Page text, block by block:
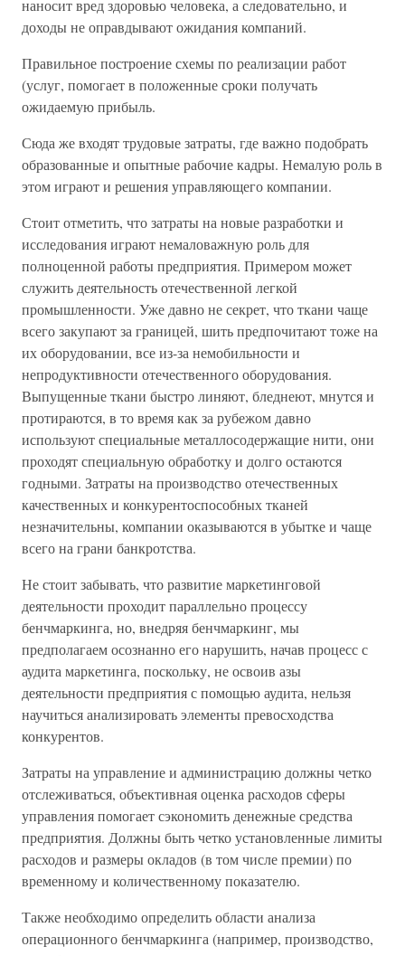
наносит вред здоровью человека, а следовательно, и
доходы не оправдывают ожидания компаний.
Правильное построение схемы по реализации работ
(услуг, помогает в положенные сроки получать
ожидаемую прибыль.
Сюда же входят трудовые затраты, где важно подобрать
образованные и опытные рабочие кадры. Немалую роль в
этом играют и решения управляющего компании.
Стоит отметить, что затраты на новые разработки и
исследования играют немаловажную роль для
полноценной работы предприятия. Примером может
служить деятельность отечественной легкой
промышленности. Уже давно не секрет, что ткани чаще
всего закупают за границей, шить предпочитают тоже на
их оборудовании, все из-за немобильности и
непродуктивности отечественного оборудования.
Выпущенные ткани быстро линяют, бледнеют, мнутся и
протираются, в то время как за рубежом давно
используют специальные металлосодержащие нити, они
проходят специальную обработку и долго остаются
годными. Затраты на производство отечественных
качественных и конкурентоспособных тканей
незначительны, компании оказываются в убытке и чаще
всего на грани банкротства.
Не стоит забывать, что развитие маркетинговой
деятельности проходит параллельно процессу
бенчмаркинга, но, внедряя бенчмаркинг, мы
предполагаем осознанно его нарушить, начав процесс с
аудита маркетинга, поскольку, не освоив азы
деятельности предприятия с помощью аудита, нельзя
научиться анализировать элементы превосходства
конкурентов.
Затраты на управление и администрацию должны четко
отслеживаться, объективная оценка расходов сферы
управления помогает сэкономить денежные средства
предприятия. Должны быть четко установленные лимиты
расходов и размеры окладов (в том числе премии) по
временному и количественному показателю.
Также необходимо определить области анализа
операционного бенчмаркинга (например, производство,